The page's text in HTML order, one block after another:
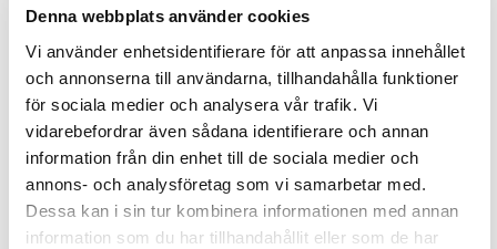
Denna webbplats använder cookies
Vi använder enhetsidentifierare för att anpassa innehållet
och annonserna till användarna, tillhandahålla funktioner
för sociala medier och analysera vår trafik. Vi
vidarebefordrar även sådana identifierare och annan
information från din enhet till de sociala medier och
annons- och analysföretag som vi samarbetar med.
Dessa kan i sin tur kombinera informationen med annan
information som du har tillhandahållit eller som de har
toppstugan